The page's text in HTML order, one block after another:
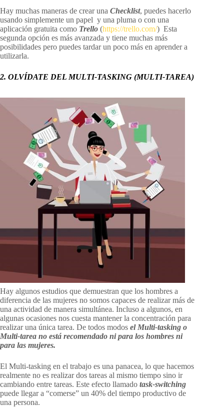
Hay muchas maneras de crear una Checklist, puedes hacerlo
usando simplemente un papel y una pluma o con una
aplicación gratuita como Trello (https://trello.com/) Esta
segunda opción es más avanzada y tiene muchas más
posibilidades pero puedes tardar un poco más en aprender a
utilizarla.
2. OLVÍDATE DEL MULTI-TASKING (MULTI-TAREA)
Hay algunos estudios que demuestran que los hombres a
diferencia de las mujeres no somos capaces de realizar más de
una actividad de manera simultánea. Incluso a algunos, en
algunas ocasiones nos cuesta mantener la concentración para
realizar una única tarea. De todos modos el Multi-tasking o
Multi-tarea no está recomendado ni para los hombres ni
para las mujeres.
El Multi-tasking en el trabajo es una panacea, lo que hacemos
realmente no es realizar dos tareas al mismo tiempo sino ir
cambiando entre tareas. Este efecto llamado task-switching
puede llegar a “comerse” un 40% del tiempo productivo de
una persona.